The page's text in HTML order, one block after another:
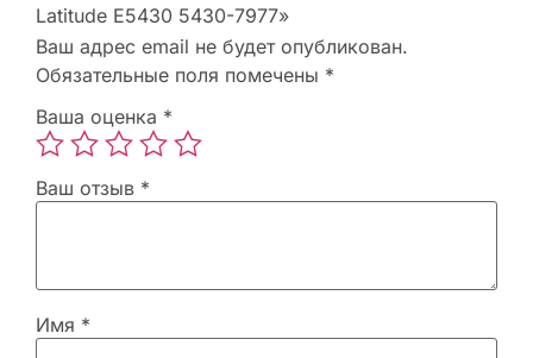
Latitude E5430 5430-7977»
Ваш адрес email не будет опубликован.
Обязательные поля помечены *
Ваша оценка *
Ваш отзыв *
Имя *